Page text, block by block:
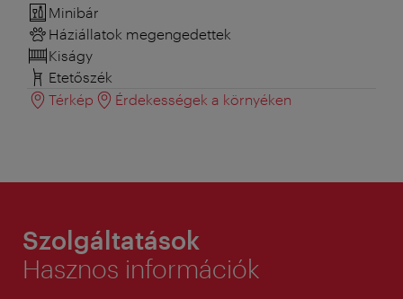
Minibár
Háziállatok megengedettek
Kiságy
Etetőszék
Térkép
Érdekességek a környéken
Szolgáltatások
Hasznos információk